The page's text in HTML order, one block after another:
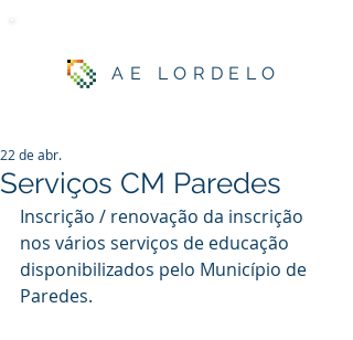
AE LORDELO
Serviços CM Paredes
22 de abr.
Inscrição / renovação da inscrição
nos vários serviços de educação
disponibilizados pelo Município de
Paredes.